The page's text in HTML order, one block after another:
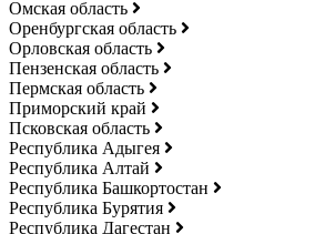
Омская область
Оренбургская область
Орловская область
Пензенская область
Пермская область
Приморский край
Псковская область
Республика Адыгея
Республика Алтай
Республика Башкортостан
Республика Бурятия
Республика Дагестан